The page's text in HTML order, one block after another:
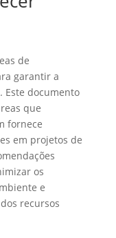
de
garantir a
Este documento
que
fornece
em projetos de
os
e
recursos